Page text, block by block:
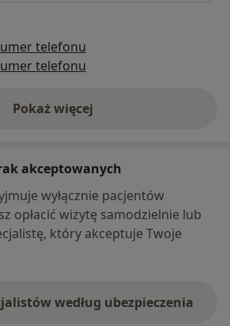
telefonu
telefonu
Pokaż więcej
o adresie
akceptowanych
wyłącznie pacjentów
opłacić wizytę samodzielnie lub
który akceptuje Twoje
według ubezpieczenia